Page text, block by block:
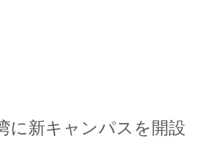
に新キャンパスを開設